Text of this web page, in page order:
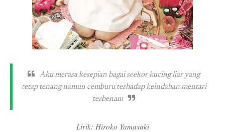
Aku merasa kesepian bagai seekor kucing liar yang
tetap tenang namun cemburu terhadap keindahan mentari
terbenam
Lirik: Hiroko Yamasaki